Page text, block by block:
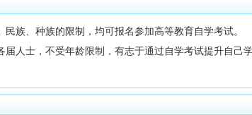
族、种族的限制，均可报名参加高等教育自学考试。
人士，不受年龄限制，有志于通过自学考试提升自己